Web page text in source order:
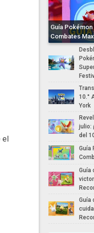
el
Guía
Combates
10.°
York
julio:
del
Guía
Guía
Guía